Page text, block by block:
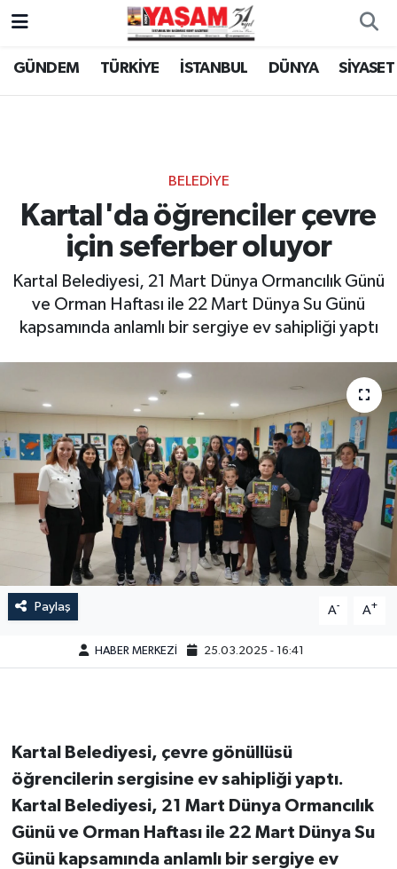
GÜNDEM TÜRKİYE İSTANBUL DÜNYA SİYASET
BELEDİYE
Kartal'da öğrenciler çevre
için seferber oluyor
Kartal Belediyesi, 21 Mart Dünya Ormancılık Günü
ve Orman Haftası ile 22 Mart Dünya Su Günü
kapsamında anlamlı bir sergiye ev sahipliği yaptı
Paylaş A- A+
HABER MERKEZİ 25.03.2025 - 16:41
Kartal Belediyesi, çevre gönüllüsü
öğrencilerin sergisine ev sahipliği yaptı.
Kartal Belediyesi, 21 Mart Dünya Ormancılık
Günü ve Orman Haftası ile 22 Mart Dünya Su
Günü kapsamında anlamlı bir sergiye ev